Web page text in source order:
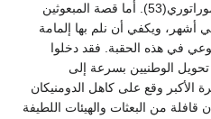
»المسيحية السعيدة« كما سماها موراتوري(53). أما قصة المبعوثين
أشهر، ويكفي أن نلم بها إلمامة
في هذه الحقبة. فقد دخلوا
في تحويل الوطنيين بسرعة إلى
الأكبر وقع على كاهل الدومنيكان
من البعثات والهيئات اللطيفة